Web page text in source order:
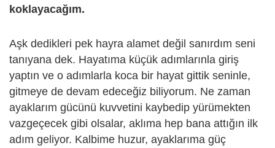
koklayacağım.
Aşk dedikleri pek hayra alamet değil sanırdım seni
tanıyana dek. Hayatıma küçük adımlarınla giriş
yaptın ve o adımlarla koca bir hayat gittik seninle,
gitmeye de devam edeceğiz biliyorum. Ne zaman
ayaklarım gücünü kuvvetini kaybedip yürümekten
vazgeçecek gibi olsalar, aklıma hep bana attığın ilk
adım geliyor. Kalbime huzur, ayaklarıma güç